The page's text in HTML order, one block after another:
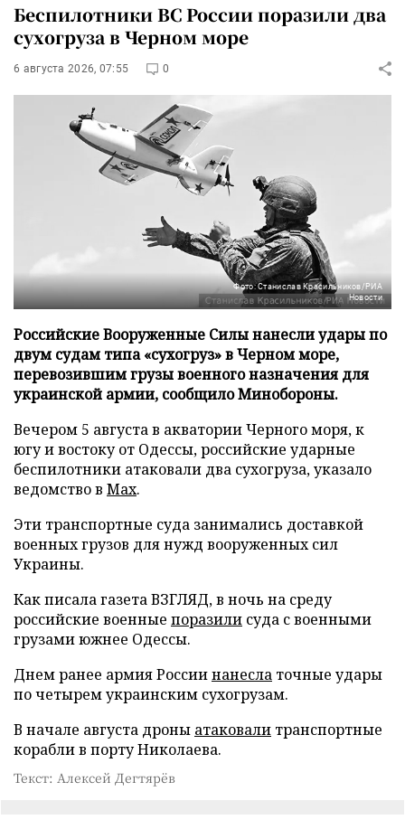
Беспилотники ВС России поразили два
сухогруза в Черном море
6 августа 2026, 07:55 0
Фото: Станислав Красильников/РИА
Новости
Российские Вооруженные Силы нанесли удары по
двум судам типа «сухогруз» в Черном море,
перевозившим грузы военного назначения для
украинской армии, сообщило Минобороны.
Вечером 5 августа в акватории Черного моря, к
югу и востоку от Одессы, российские ударные
беспилотники атаковали два сухогруза, указало
ведомство в Max.
Эти транспортные суда занимались доставкой
военных грузов для нужд вооруженных сил
Украины.
Как писала газета ВЗГЛЯД, в ночь на среду
российские военные поразили суда с военными
грузами южнее Одессы.
Днем ранее армия Россиинанесла точные удары
по четырем украинским сухогрузам.
В начале августа дроны атаковали транспортные
корабли в порту Николаева.
Текст: Алексей Дегтярёв